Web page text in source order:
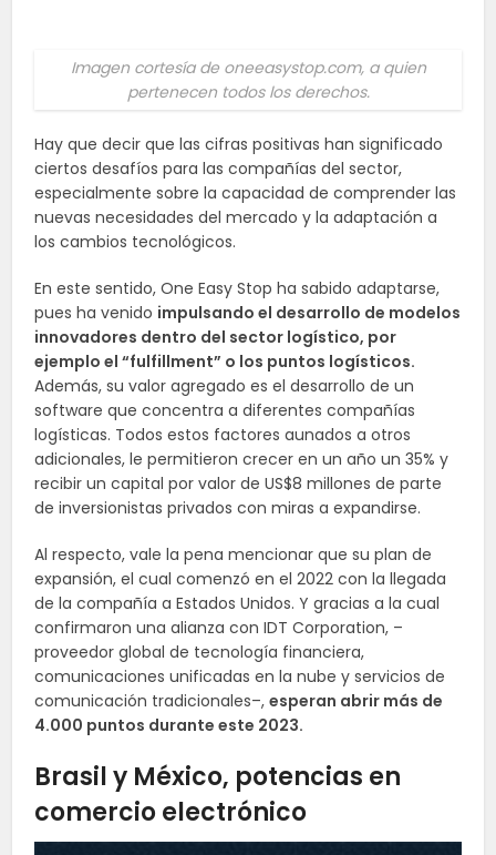
Imagen cortesía de oneeasystop.com, a quien
pertenecen todos los derechos.
Hay que decir que las cifras positivas han significado
ciertos desafíos para las compañías del sector,
especialmente sobre la capacidad de comprender las
nuevas necesidades del mercado y la adaptación a
los cambios tecnológicos.
En este sentido, One Easy Stop ha sabido adaptarse,
pues ha venido impulsando el desarrollo de modelos
innovadores dentro del sector logístico, por
ejemplo el “fulfillment” o los puntos logísticos.
Además, su valor agregado es el desarrollo de un
software que concentra a diferentes compañías
logísticas. Todos estos factores aunados a otros
adicionales, le permitieron crecer en un año un 35% y
recibir un capital por valor de US$8 millones de parte
de inversionistas privados con miras a expandirse.
Al respecto, vale la pena mencionar que su plan de
expansión, el cual comenzó en el 2022 con la llegada
de la compañía a Estados Unidos. Y gracias a la cual
confirmaron una alianza con IDT Corporation, –
proveedor global de tecnología financiera,
comunicaciones unificadas en la nube y servicios de
comunicación tradicionales–,esperan abrir más de
4.000 puntos durante este 2023.
Brasil y México, potencias en
comercio electrónico